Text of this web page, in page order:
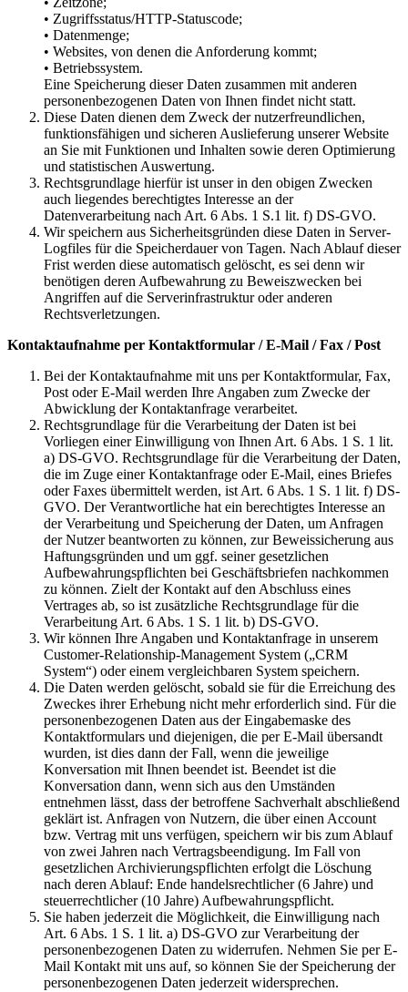
• Zugriffsstatus/HTTP-Statuscode;
• Datenmenge;
• Websites, von denen die Anforderung kommt;
• Betriebssystem.
Eine Speicherung dieser Daten zusammen mit anderen
personenbezogenen Daten von Ihnen findet nicht statt.
Diese Daten dienen dem Zweck der nutzerfreundlichen,
funktionsfähigen und sicheren Auslieferung unserer Website
an Sie mit Funktionen und Inhalten sowie deren Optimierung
und statistischen Auswertung.
Rechtsgrundlage hierfür ist unser in den obigen Zwecken
auch liegendes berechtigtes Interesse an der
Datenverarbeitung nach Art. 6 Abs. 1 S.1 lit. f) DS-GVO.
Wir speichern aus Sicherheitsgründen diese Daten in Server-
Logfiles für die Speicherdauer von Tagen. Nach Ablauf dieser
Frist werden diese automatisch gelöscht, es sei denn wir
benötigen deren Aufbewahrung zu Beweiszwecken bei
Angriffen auf die Serverinfrastruktur oder anderen
Rechtsverletzungen.
Kontaktaufnahme per Kontaktformular / E-Mail / Fax / Post
Bei der Kontaktaufnahme mit uns per Kontaktformular, Fax,
Post oder E-Mail werden Ihre Angaben zum Zwecke der
Abwicklung der Kontaktanfrage verarbeitet.
Rechtsgrundlage für die Verarbeitung der Daten ist bei
Vorliegen einer Einwilligung von Ihnen Art. 6 Abs. 1 S. 1 lit.
a) DS-GVO. Rechtsgrundlage für die Verarbeitung der Daten,
die im Zuge einer Kontaktanfrage oder E-Mail, eines Briefes
oder Faxes übermittelt werden, ist Art. 6 Abs. 1 S. 1 lit. f) DS-
GVO. Der Verantwortliche hat ein berechtigtes Interesse an
der Verarbeitung und Speicherung der Daten, um Anfragen
der Nutzer beantworten zu können, zur Beweissicherung aus
Haftungsgründen und um ggf. seiner gesetzlichen
Aufbewahrungspflichten bei Geschäftsbriefen nachkommen
zu können. Zielt der Kontakt auf den Abschluss eines
Vertrages ab, so ist zusätzliche Rechtsgrundlage für die
Verarbeitung Art. 6 Abs. 1 S. 1 lit. b) DS-GVO.
Wir können Ihre Angaben und Kontaktanfrage in unserem
Customer-Relationship-Management System („CRM
System“) oder einem vergleichbaren System speichern.
Die Daten werden gelöscht, sobald sie für die Erreichung des
Zweckes ihrer Erhebung nicht mehr erforderlich sind. Für die
personenbezogenen Daten aus der Eingabemaske des
Kontaktformulars und diejenigen, die per E-Mail übersandt
wurden, ist dies dann der Fall, wenn die jeweilige
Konversation mit Ihnen beendet ist. Beendet ist die
Konversation dann, wenn sich aus den Umständen
entnehmen lässt, dass der betroffene Sachverhalt abschließend
geklärt ist. Anfragen von Nutzern, die über einen Account
bzw. Vertrag mit uns verfügen, speichern wir bis zum Ablauf
von zwei Jahren nach Vertragsbeendigung. Im Fall von
gesetzlichen Archivierungspflichten erfolgt die Löschung
nach deren Ablauf: Ende handelsrechtlicher (6 Jahre) und
steuerrechtlicher (10 Jahre) Aufbewahrungspflicht.
Sie haben jederzeit die Möglichkeit, die Einwilligung nach
Art. 6 Abs. 1 S. 1 lit. a) DS-GVO zur Verarbeitung der
personenbezogenen Daten zu widerrufen. Nehmen Sie per E-
Mail Kontakt mit uns auf, so können Sie der Speicherung der
personenbezogenen Daten jederzeit widersprechen.